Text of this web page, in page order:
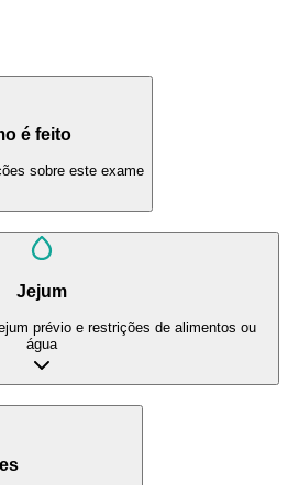
é feito
sobre este exame
Jejum
prévio e restrições de alimentos ou
água